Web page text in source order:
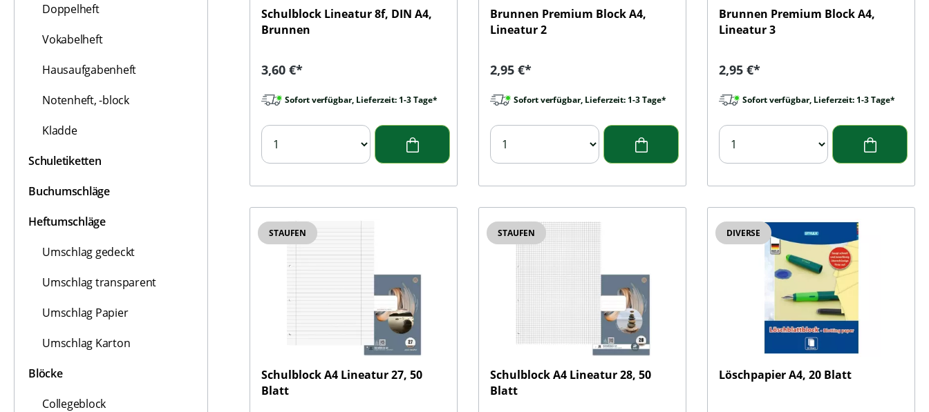
Doppelheft
Vokabelheft
Hausaufgabenheft
Notenheft, -block
Kladde
Schuletiketten
Buchumschläge
Heftumschläge
Umschlag gedeckt
Umschlag transparent
Umschlag Papier
Umschlag Karton
Blöcke
Collegeblock
Schulblock Lineatur 8f, DIN A4,
Brunnen
Regulärer Preis:
3,60 €*
Sofort verfügbar, Lieferzeit: 1-3 Tage*
Brunnen Premium Block A4,
Lineatur 2
Regulärer Preis:
2,95 €*
Sofort verfügbar, Lieferzeit: 1-3 Tage*
Brunnen Premium Block A4,
Lineatur 3
Regulärer Preis:
2,95 €*
Sofort verfügbar, Lieferzeit: 1-3 Tage*
STAUFEN
Schulblock A4 Lineatur 27, 50
Blatt
STAUFEN
Schulblock A4 Lineatur 28, 50
Blatt
DIVERSE
Löschpapier A4, 20 Blatt